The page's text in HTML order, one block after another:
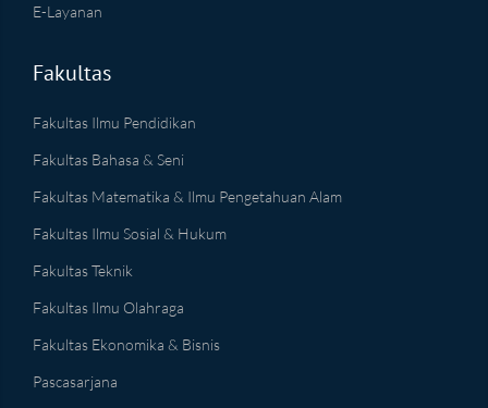
E-Layanan
Fakultas
Fakultas Ilmu Pendidikan
Fakultas Bahasa & Seni
Fakultas Matematika & Ilmu Pengetahuan Alam
Fakultas Ilmu Sosial & Hukum
Fakultas Teknik
Fakultas Ilmu Olahraga
Fakultas Ekonomika & Bisnis
Pascasarjana